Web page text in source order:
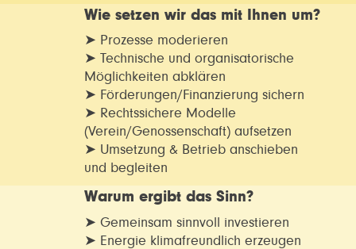
Wie setzen wir das mit Ihnen um?
➤ Prozesse moderieren
➤ Technische und organisatorische
Möglichkeiten abklären
➤ Förderungen/Finanzierung sichern
➤ Rechtssichere Modelle
(Verein/Genossenschaft) aufsetzen
➤ Umsetzung & Betrieb anschieben
und begleiten
Warum ergibt das Sinn?
➤ Gemeinsam sinnvoll investieren
➤ Energie klimafreundlich erzeugen